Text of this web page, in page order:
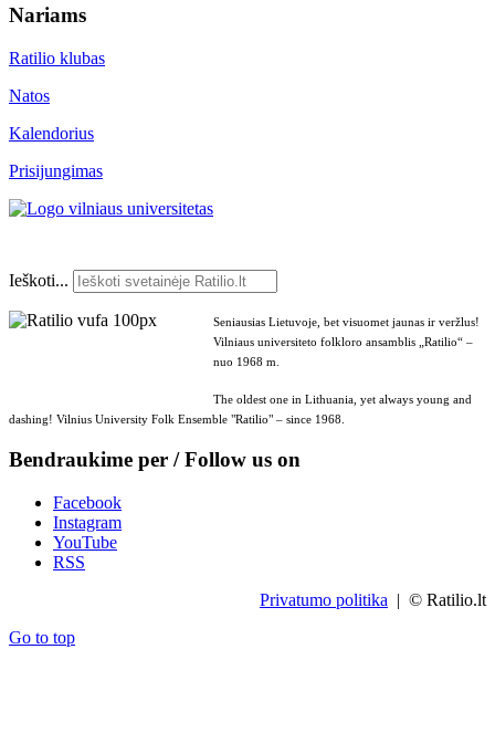
Nariams
Ratilio klubas
Natos
Kalendorius
Prisijungimas
Ieškoti...
Seniausias Lietuvoje, bet visuomet jaunas ir veržlus!
Vilniaus universiteto folkloro ansamblis „Ratilio“ –
nuo 1968 m.
The oldest one in Lithuania, yet always young and
dashing! Vilnius University Folk Ensemble "Ratilio" – since 1968.
Bendraukime per / Follow us on
Facebook
Instagram
YouTube
RSS
Privatumo politika | © Ratilio.lt
Go to top